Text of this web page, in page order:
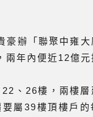
辦「聯聚中雍大
兩年內便近12億元
、26樓，兩樓層
屬39樓頂樓戶的